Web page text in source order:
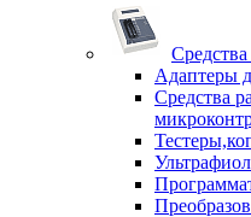
Средства
Адаптеры
Средства